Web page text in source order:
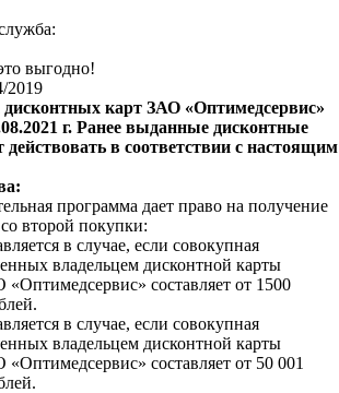
выгодно!
2019
карт ЗАО «Оптимедсервис»
г. Ранее выданные дисконтные
в соответствии с настоящим
программа дает право на получение
второй покупки:
в случае, если совокупная
владельцем дисконтной карты
«Оптимедсервис» составляет от 1500
в случае, если совокупная
владельцем дисконтной карты
составляет от 50 001